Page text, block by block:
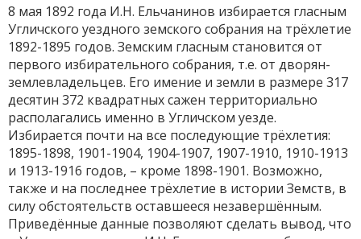
8 мая 1892 года И.Н. Ельчанинов избирается гласным
Угличского уездного земского собрания на трёхлетие
1892-1895 годов. Земским гласным становится от
первого избирательного собрания, т.е. от дворян-
землевладельцев. Его имение и земли в размере 317
десятин 372 квадратных сажен территориально
располагались именно в Угличском уезде.
Избирается почти на все последующие трёхлетия:
1895-1898, 1901-1904, 1904-1907, 1907-1910, 1910-1913
и 1913-1916 годов, – кроме 1898-1901. Возможно,
также и на последнее трёхлетие в истории Земств, в
силу обстоятельств оставшееся незавершённым.
Приведённые данные позволяют сделать вывод, что